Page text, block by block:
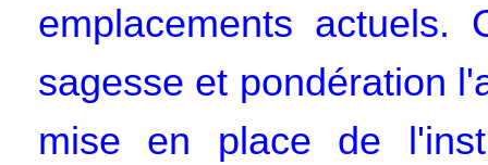
emplacements actuels.
sagesse et pondération
mise en place de